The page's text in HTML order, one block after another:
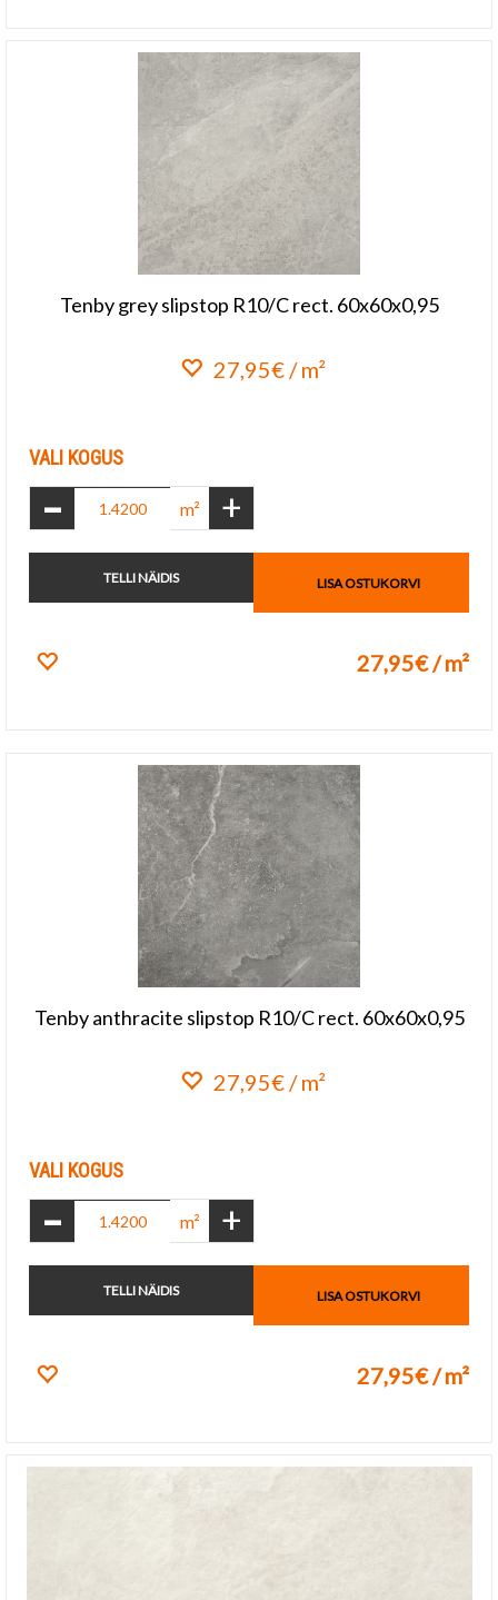
Tenby grey slipstop R10/C rect. 60x60x0,95
27,95€ / m²
VALI KOGUS
- m² +
TELLI NÄIDIS LISA OSTUKORVI
27,95€ / m²
Tenby anthracite slipstop R10/C rect. 60x60x0,95
27,95€ / m²
VALI KOGUS
- m² +
TELLI NÄIDIS LISA OSTUKORVI
27,95€ / m²